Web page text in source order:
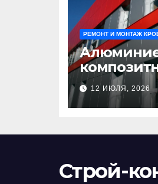
РЕМОНТ И МОНТАЖ
панели:
решение
12 ИЮЛЯ, 2026
Строй-